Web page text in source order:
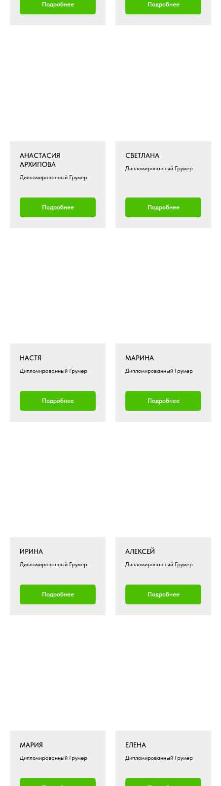
Подробнее Подробнее
АНАСТАСИЯ
АРХИПОВА
Дипломированный Грумер
Подробнее
СВЕТЛАНА
Дипломированный Грумер
Подробнее
НАСТЯ
Дипломированный Грумер
Подробнее
МАРИНА
Дипломированный Грумер
Подробнее
ИРИНА
Дипломированный Грумер
Подробнее
АЛЕКСЕЙ
Дипломированный Грумер
Подробнее
МАРИЯ
Дипломированный Грумер
ЕЛЕНА
Дипломированный Грумер